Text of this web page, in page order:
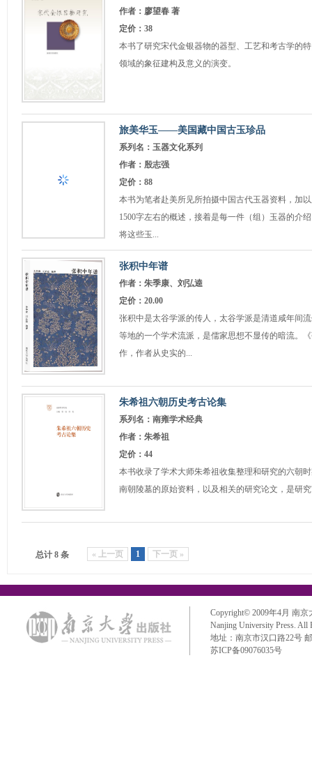
作者：廖望春 著
定价：38
本书了研究宋代金银器物的器型、工艺和考古学的
领域的象征建构及意义的演变。
旅美华玉——美国藏中国古玉珍品
系列名：玉器文化系列
作者：殷志强
定价：88
本书为笔者赴美所见所拍摄中国古代玉器资料，加
1500字左右的概述，接着是每一件（组）玉器的介
将这些玉...
张积中年谱
作者：朱季康、刘弘逵
定价：20.00
张积中是太谷学派的传人，太谷学派是清道咸年间
等地的一个学术流派，是儒家思想不显传的暗流。
作，作者从史实的...
朱希祖六朝历史考古论集
系列名：南雍学术经典
作者：朱希祖
定价：44
本书收录了学术大师朱希祖收集整理和研究的六朝
南朝陵墓的原始资料，以及相关的研究论文，是研
总计 8 条 « 上一页 1 下一页 »
Copyright© 2009年4月 南京
Nanjing University Press. All
地址：南京市汉口路22号
苏ICP备09076035号